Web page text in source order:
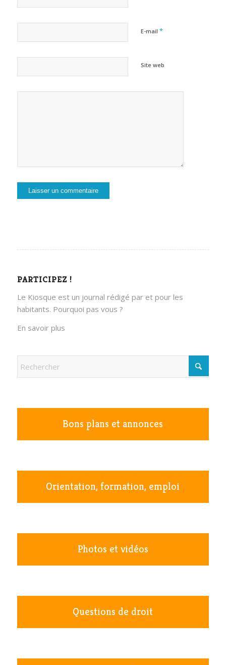
E-mail *
Site web
PARTICIPEZ !
Le Kiosque est un journal rédigé par et pour les
habitants. Pourquoi pas vous ?
En savoir plus
Bons plans et annonces
Orientation, formation, emploi
Photos et vidéos
Questions de droit